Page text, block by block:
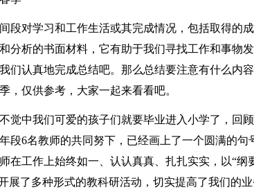
段对学习和工作生活或其完成情况，包括取得的
分析的书面材料，它有助于我们寻找工作和事物
们认真地完成总结吧。那么总结要注意有什么内
，仅供参考，大家一起来看看吧。
觉中我们可爱的孩子们就要毕业进入小学了，回
段6名教师的共同努下，已经画上了一个圆满的句
在工作上始终如一、认认真真、扎扎实实，以“纲
展了多种形式的教科研活动，切实提高了我们的